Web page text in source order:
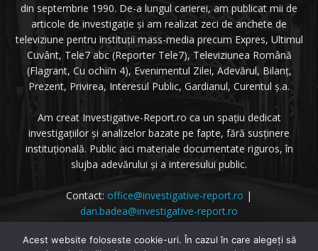
din septembrie 1990. De-a lungul carierei, am publicat mii de
articole de investigație și am realizat zeci de anchete de
televiziune pentru instituții mass-media precum Expres, Ultimul
Cuvânt, Tele7 abc (Reporter Tele7), Televiziunea Română
(Flagrant, Cu ochii’n 4), Evenimentul Zilei, Adevărul, Bilanț,
Prezent, Privirea, Interesul Public, Gardianul, Curentul ș.a.
Am creat Investigative-Report.ro ca un spațiu dedicat
investigațiilor și analizelor bazate pe fapte, fără susținere
instituțională. Public aici materiale documentate riguros, în
slujba adevărului și a interesului public.
Contact: office@investigative-report.ro |
dan.badea@investigative-report.ro
© 2025 Investigative-Report.ro. Toate drepturile rezervate.
Acest website foloseste cookie-uri. În cazul în care alegeți să